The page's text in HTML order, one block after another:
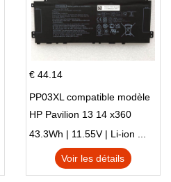
€ 44.14
PP03XL compatible modèle
HP Pavilion 13 14 x360
L83388-AC1 L83388-421
HSTNN-LB8S M01118-421
M01144-005 13-BB 14-DV
43.3Wh | 11.55V | Li-ion ...
Voir les détails